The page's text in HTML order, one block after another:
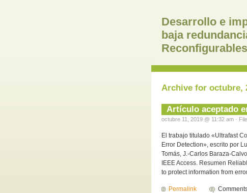
Desarrollo e
baja
Reconfigurables
Archive for octubre,
Artículo aceptado
octubre 11, 2019 @ 11:32 am ·
El trabajo titulado «Ultrafast
Error Detection», escrito por
Tomás, J.-Carlos Baraza-
IEEE Access. Resumen
to protect information from
Permalink